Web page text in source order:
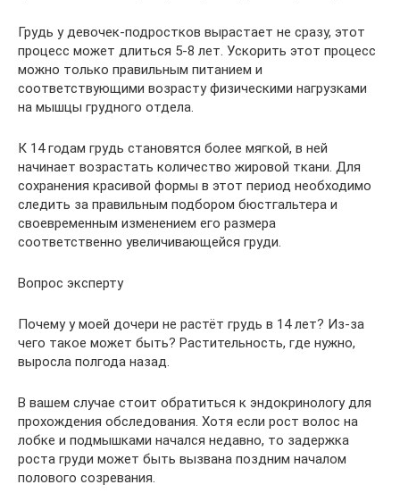
Грудь у девочек-подростков вырастает не сразу, этот
процесс может длиться 5-8 лет. Ускорить этот процесс
можно только правильным питанием и
соответствующими возрасту физическими нагрузками
на мышцы грудного отдела.
К 14 годам грудь становятся более мягкой, в ней
начинает возрастать количество жировой ткани. Для
сохранения красивой формы в этот период необходимо
следить за правильным подбором бюстгальтера и
своевременным изменением его размера
соответственно увеличивающейся груди.
Вопрос эксперту
Почему у моей дочери не растёт грудь в 14 лет? Из-за
чего такое может быть? Растительность, где нужно,
выросла полгода назад.
В вашем случае стоит обратиться к эндокринологу для
прохождения обследования. Хотя если рост волос на
лобке и подмышками начался недавно, то задержка
роста груди может быть вызвана поздним началом
полового созревания.